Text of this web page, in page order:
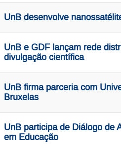
UnB desenvolve
UnB e GDF lançam rede
divulgação científica
UnB firma parceria com
Bruxelas
UnB participa de Diálogo de
em Educação